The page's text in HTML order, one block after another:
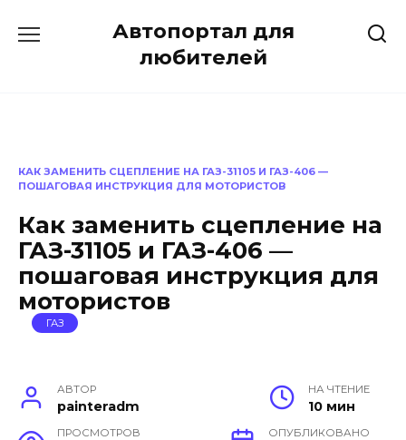
Автопортал для
любителей
КАК ЗАМЕНИТЬ СЦЕПЛЕНИЕ НА ГАЗ-31105 И ГАЗ-406 —
ПОШАГОВАЯ ИНСТРУКЦИЯ ДЛЯ МОТОРИСТОВ
Как заменить сцепление на
ГАЗ-31105 и ГАЗ-406 —
пошаговая инструкция для
мотористов
ГАЗ
АВТОР
painteradm
НА ЧТЕНИЕ
10 мин
ПРОСМОТРОВ ОПУБЛИКОВАНО